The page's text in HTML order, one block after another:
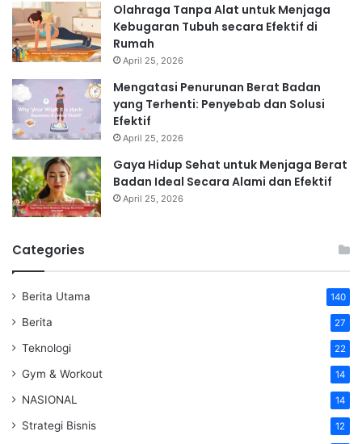
Olahraga Tanpa Alat untuk Menjaga
Kebugaran Tubuh secara Efektif di
Rumah
April 25, 2026
Mengatasi Penurunan Berat Badan
yang Terhenti: Penyebab dan Solusi
Efektif
April 25, 2026
Gaya Hidup Sehat untuk Menjaga Berat
Badan Ideal Secara Alami dan Efektif
April 25, 2026
Categories
Berita Utama 140
Berita 27
Teknologi 22
Gym & Workout 14
NASIONAL 14
Strategi Bisnis 12